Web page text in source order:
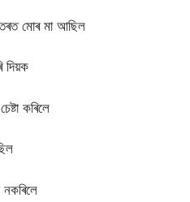
মোৰ মা আছিল
দিয়ক
কৰিলে